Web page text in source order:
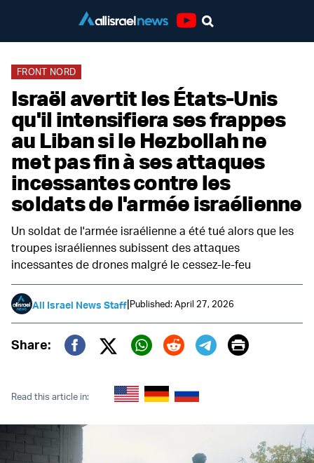
FRONT NORD
Israël avertit les États-Unis
qu'il intensifiera ses frappes
au Liban si le Hezbollah ne
met pas fin à ses attaques
incessantes contre les
soldats de l'armée israélienne
Un soldat de l'armée israélienne a été tué alors que les
troupes israéliennes subissent des attaques
incessantes de drones malgré le cessez-le-feu
All Israel News Staff|Published: April 27, 2026
Share:
Twitter (X)
Print
Read this article in: